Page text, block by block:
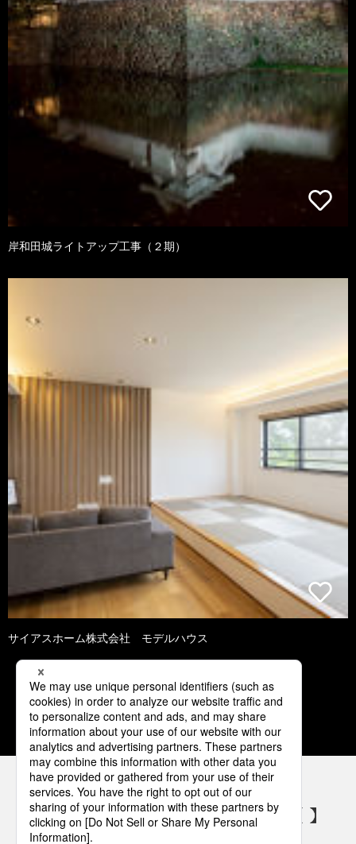
岸和田城ライトアップ工事（２期）
サイアスホーム株式会社 モデルハウス
1 2 3 4 5
パナソニックの電気設備 SNSアカウント